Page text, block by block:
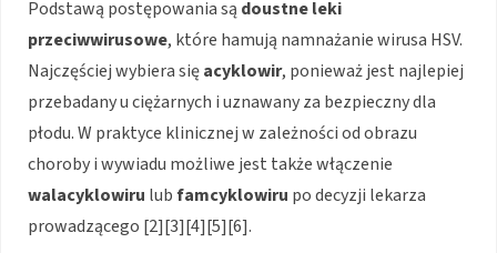
Podstawą postępowania są doustne leki
przeciwwirusowe, które hamują namnażanie wirusa HSV.
Najczęściej wybiera sięacyklowir, ponieważ jest najlepiej
przebadany u ciężarnych i uznawany za bezpieczny dla
płodu. W praktyce klinicznej w zależności od obrazu
choroby i wywiadu możliwe jest także włączenie
walacyklowiru lubfamcyklowiru po decyzji lekarza
prowadzącego [2][3][4][5][6].